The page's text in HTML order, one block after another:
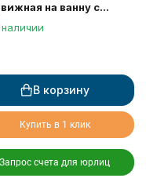
на ванну с
протекторами
В корзину
Купить в 1 клик
Запрос счета для юрлиц